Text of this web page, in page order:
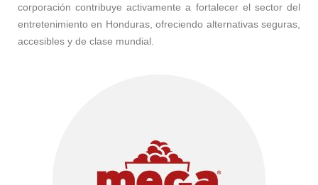
corporación contribuye activamente a fortalecer el sector del
entretenimiento en Honduras, ofreciendo alternativas seguras,
accesibles y de clase mundial.